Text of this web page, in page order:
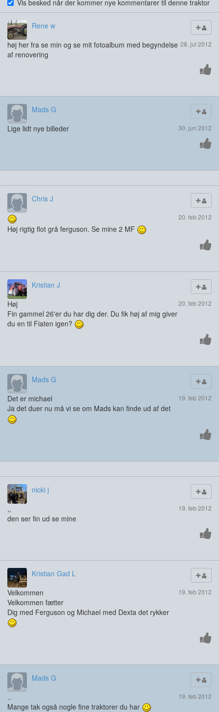
Vis besked når der kommer nye kommentarer til denne traktor
Rene w
28. jul 2012
høj her fra se min og se mit fotoalbum med begyndelse
af renovering
Mads G
30. jun 2012
Lige lidt nye billeder
Chris J
20. feb 2012
Høj rigtig flot grå ferguson. Se mine 2 MF
Kristian J
20. feb 2012
Høj
Fin gammel 26'er du har dig der. Du fik høj af mig giver
du en til Fiaten igen?
Mads G
19. feb 2012
Det er michael
Ja det duer nu må vi se om Mads kan finde ud af det
nicki j
19. feb 2012
,,
den ser fin ud se mine
Kristian Gad L
19. feb 2012
Velkommen
Velkommen fætter
Dig med Ferguson og Michael med Dexta det rykker
Mads G
19. feb 2012
..
Mange tak også nogle fine traktorer du har